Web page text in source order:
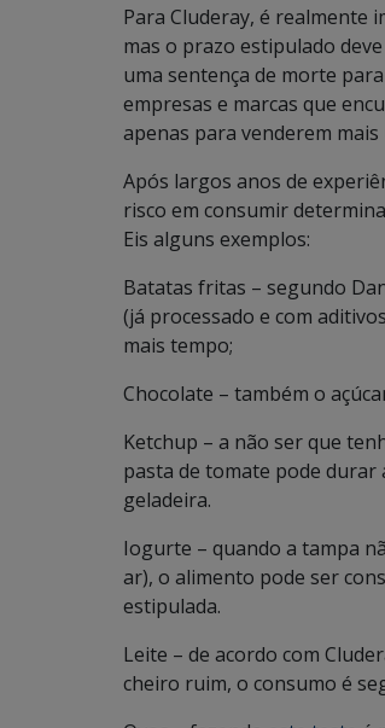
Para Cluderay, é realmente
mas o prazo estipulado
uma sentença de morte
empresas e marcas que
apenas para venderem mais
Após largos anos de
risco em consumir
Eis alguns exemplos:
Batatas fritas – segundo
(já processado e com
mais tempo;
Chocolate – também o
Ketchup – a não ser que
pasta de tomate pode durar
geladeira.
Iogurte – quando a tampa
ar), o alimento pode ser
estipulada.
Leite – de acordo com
cheiro ruim, o consumo é